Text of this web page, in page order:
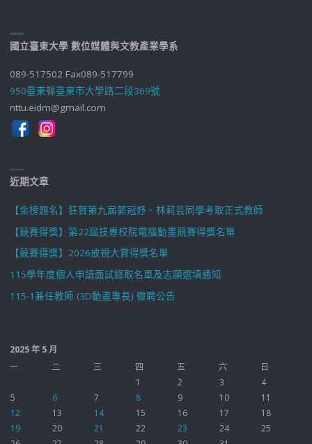
國立臺東大學 數位媒體與文教產業學系
089-517502 Fax089-517799
950臺東縣臺東市大學路二段369號
nttu.eidm@gmail.com
近期文章
【金榜題名】狂賀第九屆郭冠妤、林莉芸同學考取正式教師
【競賽得獎】第22屆技專校院電腦動畫競賽得獎名單
【競賽得獎】2026放視大賞得獎名單
115學年度個人申請面試錄取名單及志願選填通知
115-1兼任教師 (3D動畫專長) 徵聘公告
2025 年 5 月
一
二 三 四 五 六
日
1
2 3
4
5
6 7 8 9 10
11
12
13 14 15 16 17
18
19
20 21 22 23 24
25